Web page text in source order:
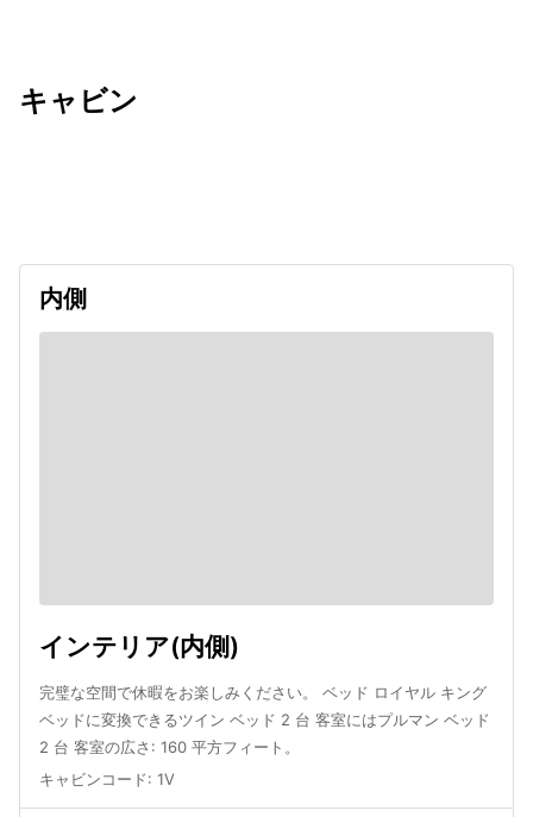
キャビン
内側
インテリア(内側)
完璧な空間で休暇をお楽しみください。 ベッド ロイヤル キング
ベッドに変換できるツイン ベッド 2 台 客室にはプルマン ベッド
2 台 客室の広さ: 160 平方フィート。
キャビンコード: 1V